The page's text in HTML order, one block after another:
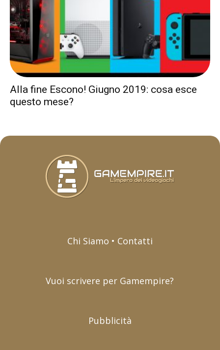
Alla fine Escono! Giugno 2019: cosa esce
questo mese?
Chi Siamo • Contatti
Vuoi scrivere per Gamempire?
Pubblicità